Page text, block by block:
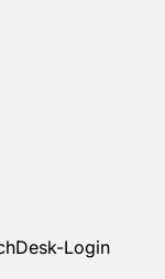
Login